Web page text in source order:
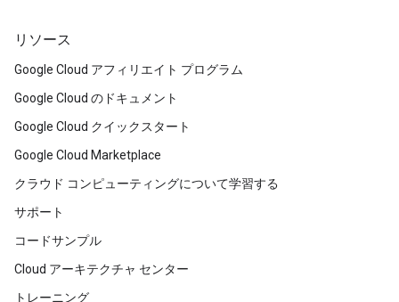
リソース
Google Cloud アフィリエイト プログラム
Google Cloud のドキュメント
Google Cloud クイックスタート
Google Cloud Marketplace
クラウド コンピューティングについて学習する
サポート
コードサンプル
Cloud アーキテクチャ センター
トレーニング